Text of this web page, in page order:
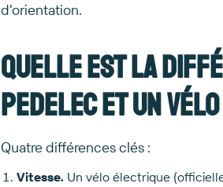
d'orientation.
Quelle est la
pedelec et un
Quatre différences clés :
Vitesse. Un vélo électrique